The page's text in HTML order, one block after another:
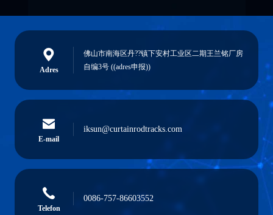
Adres
佛山市南海区丹??镇下安村工业区二期王兰铭厂房
自编3号 ((adres申报))
E-mail
iksun@curtainrodtracks.com
Telefon
0086-757-86603552